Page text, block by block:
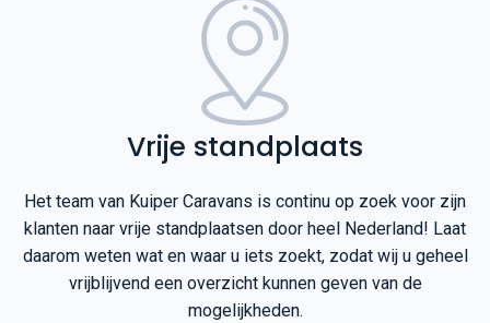
Vrije standplaats
Het team van Kuiper Caravans is continu op zoek voor zijn
klanten naar vrije standplaatsen door heel Nederland! Laat
daarom weten wat en waar u iets zoekt, zodat wij u geheel
vrijblijvend een overzicht kunnen geven van de
mogelijkheden.